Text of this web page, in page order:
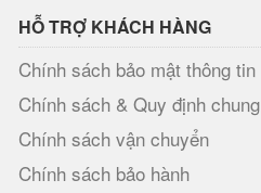
HỖ TRỢ KHÁCH HÀNG
Chính sách bảo mật thông tin
Chính sách & Quy định chung
Chính sách vận chuyển
Chính sách bảo hành